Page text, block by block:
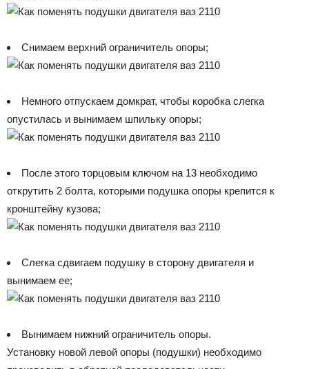
Снимаем верхний ограничитель опоры;
Немного отпускаем домкрат, чтобы коробка слегка
опустилась и вынимаем шпильку опоры;
После этого торцовым ключом на 13 необходимо
открутить 2 болта, которыми подушка опоры крепится к
кронштейну кузова;
Слегка сдвигаем подушку в сторону двигателя и
вынимаем ее;
Вынимаем нижний ограничитель опоры.
Установку новой левой опоры (подушки) необходимо